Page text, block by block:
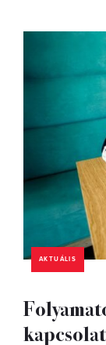
AKTUÁLIS